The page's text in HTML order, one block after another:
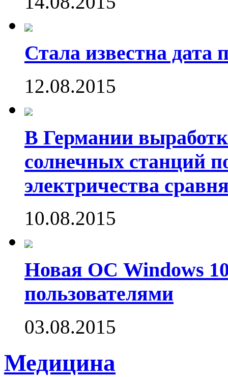
Стала известна дата
12.08.2015
В Германии
солнечных станций
электричества
10.08.2015
Новая ОС Windows
пользователями
03.08.2015
Медицина